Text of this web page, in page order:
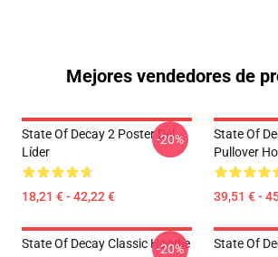
Mejores vendedores de
State Of Decay 2 Poster Del
Líder
18,21 € - 42,22 €
-20%
State Of
Pullover
39,51 € -
State Of Decay Classic Hoodie
-20% State Of